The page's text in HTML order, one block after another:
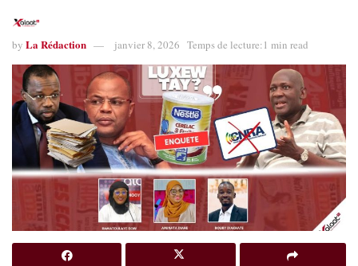
by La Rédaction janvier 8, 2026 Temps de lecture:1 min read